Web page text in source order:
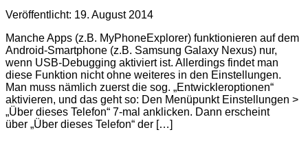
Veröffentlicht: 19. August 2014
Manche Apps (z.B. MyPhoneExplorer) funktionieren auf dem
Android-Smartphone (z.B. Samsung Galaxy Nexus) nur,
wenn USB-Debugging aktiviert ist. Allerdings findet man
diese Funktion nicht ohne weiteres in den Einstellungen.
Man muss nämlich zuerst die sog. „Entwickleroptionen“
aktivieren, und das geht so: Den Menüpunkt Einstellungen >
„Über dieses Telefon“ 7-mal anklicken. Dann erscheint
über „Über dieses Telefon“ der […]